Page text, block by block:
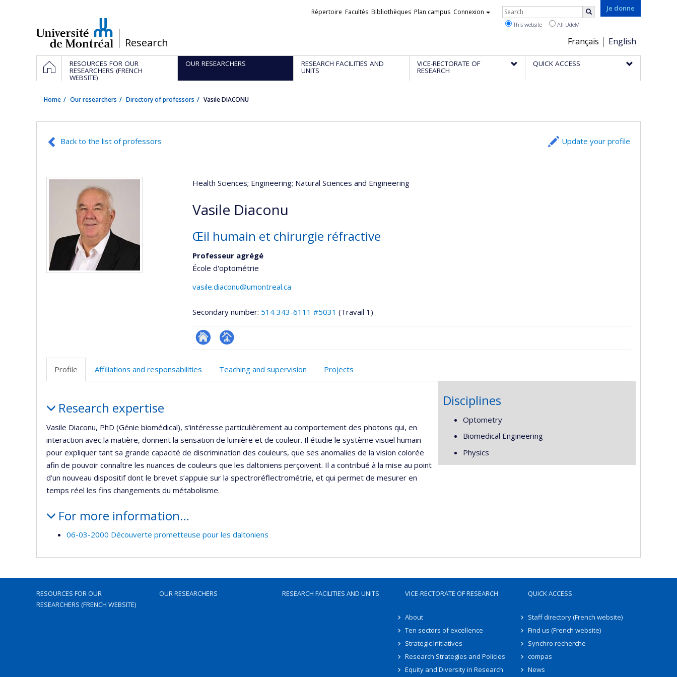
/Research
Je donne
Choix
de
la
Français English
Liens
Répertoire Facultés Bibliothèques Plan campus Connexion Rechercher
This website All UdeM
Navigation
principale
HOMERESOURCES FOR OUR
RESEARCHERS (FRENCH
WEBSITE)
OUR RESEARCHERS RESEARCH FACILITIES AND
UNITS
VICE-RECTORATE OF
RESEARCH
QUICK ACCESS
Home Our researchers Directory of professors Vasile DIACONU
Back to the list of professors Update your profile
Health Sciences; Engineering; Natural Sciences and Engineering
Vasile Diaconu
Œil humain et chirurgie réfractive
Professeur agrégé
École d'optométrie
vasile.diaconu@umontreal.ca
Secondary number: 514 343-6111 #5031 (Travail 1)
ResearchGate
Page
(faculté,département,école)
Profile Affiliations and responsabilities Teaching and supervision Projects
Research expertise
Vasile Diaconu, PhD (Génie biomédical), s’intéresse particulièrement au comportement des photons qui, en
interaction avec la matière, donnent la sensation de lumière et de couleur. Il étudie le système visuel humain
pour expliquer tant sa grande capacité de discrimination des couleurs, que ses anomalies de la vision colorée
afin de pouvoir connaître les nuances de couleurs que les daltoniens perçoivent. Il a contribué à la mise au point
d’un nouveau dispositif dont le brevet s’appuie sur la spectroréflectrométrie, et qui permet de mesurer en
temps réel les fins changements du métabolisme.
For more information…
06-03-2000 Découverte prometteuse pour les daltoniens
Disciplines
Optometry
Biomedical Engineering
Physics
RESOURCES FOR OUR
RESEARCHERS (FRENCH WEBSITE)
OUR RESEARCHERS RESEARCH FACILITIES AND UNITS VICE-RECTORATE OF RESEARCH
About
Ten sectors of excellence
Strategic Initiatives
Research Strategies and Policies
Equity and Diversity in Research
QUICK ACCESS
Staff directory (French website)
Find us (French website)
Synchro recherche
compas
News